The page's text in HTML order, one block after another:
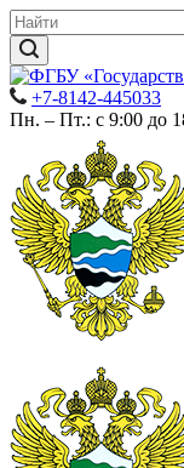
+7-8142-445033
Пн. – Пт.: с 9:00 до